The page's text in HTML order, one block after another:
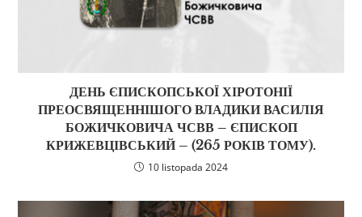
ДЕНЬ ЄПИСКОПСЬКОЇ ХІРОТОНІЇ
ПРЕОСВЯЩЕННІШОГО ВЛАДИКИ ВАСИЛІЯ
БОЖИЧКОВИЧА ЧСВВ – ЄПИСКОП
КРИЖЕВЦІВСЬКИЙ – (265 РОКІВ ТОМУ).
10 listopada 2024